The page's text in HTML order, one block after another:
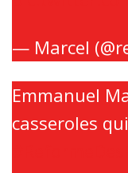
— Marcel
Emmanuel
casseroles